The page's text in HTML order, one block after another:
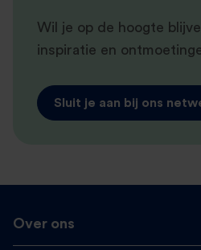
Wil je op de hoogte
inspiratie en
Sluit je aan bij ons
Over ons